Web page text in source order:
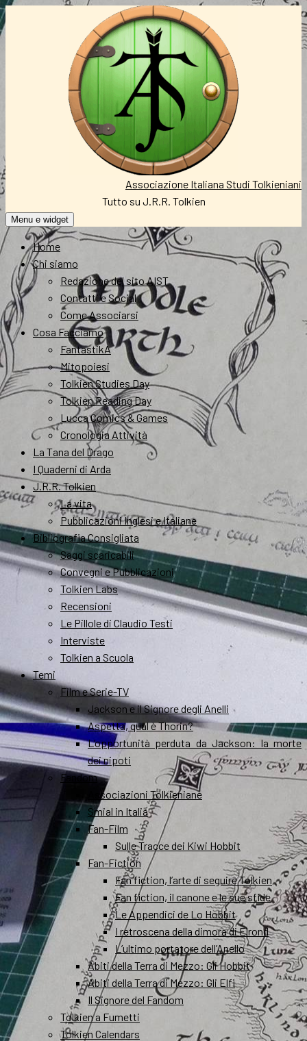
Vai
Associazione Italiana Studi Tolkieniani
Tutto su J.R.R. Tolkien
Menu e widget
Home
Chi siamo
Redazione del sito AIST
Contatti e Social
Come Associarsi
Cosa Facciamo
FantastikA
Mitopoiesi
Tolkien Studies Day
Tolkien Reading Day
Lucca Comics & Games
Cronologia Attività
La Tana del Drago
I Quaderni di Arda
J.R.R. Tolkien
La vita
Pubblicazioni Inglesi e Italiane
Bibliografia Consigliata
Saggi scaricabili
Convegni e Pubblicazioni
Tolkien Labs
Recensioni
Le Pillole di Claudio Testi
Interviste
Tolkien a Scuola
Temi
Film e Serie-TV
Jackson e il Signore degli Anelli
Aspetta, qual è Thorin?
L’opportunità perduta da Jackson: la morte
dei nipoti
Fandom
Associazioni Tolkieniane
Smial in Italia
Fan-Film
Sulle Tracce dei Kiwi Hobbit
Fan-Fiction
Fan fiction, l’arte di seguire Tolkien
Fan fiction, il canone e le sue sfide
Le Appendici de Lo Hobbit
I retroscena della dimora di Elrond
L’ultimo portatore dell’Anello
Abiti della Terra di Mezzo: Gli Hobbit
Abiti della Terra di Mezzo: Gli Elfi
Il Signore del Fandom
Tolkien a Fumetti
Tolkien Calendars